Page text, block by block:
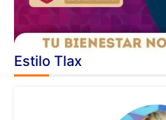
Estilo Tlax